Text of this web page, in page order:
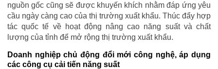
nguồn gốc cũng sẽ được khuyến khích nhằm đáp ứng yêu
cầu ngày càng cao của thị trường xuất khẩu. Thúc đẩy hợp
tác quốc tế về hoạt động nâng cao năng suất và chất
lượng của tỉnh để mở rộng thị trường xuất khẩu.
Doanh nghiệp chủ động đổi mới công nghệ, áp dụng
các công cụ cải tiến năng suất